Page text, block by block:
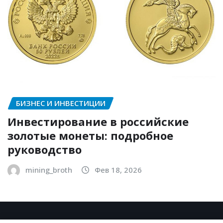
БИЗНЕС И ИНВЕСТИЦИИ
Инвестирование в российские
золотые монеты: подробное
руководство
mining_broth Фев 18, 2026